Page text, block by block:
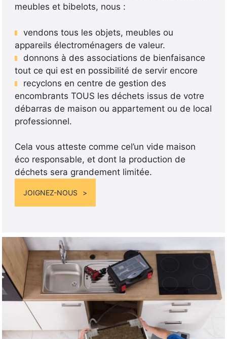
meubles et bibelots, nous :
vendons tous les objets, meubles ou
appareils électroménagers de valeur.
donnons à des associations de bienfaisance
tout ce qui est en possibilité de servir encore
recyclons en centre de gestion des
encombrants TOUS les déchets issus de votre
débarras de maison ou appartement ou de local
professionnel.
Cela vous atteste comme cel’un vide maison
éco responsable, et dont la production de
déchets sera grandement limitée.
JOIGNEZ-NOUS